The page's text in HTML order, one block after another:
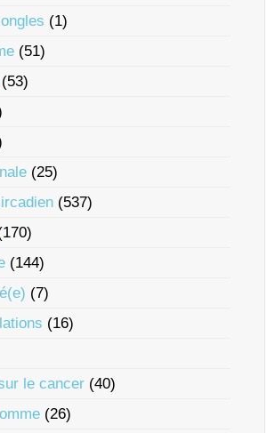
(1)
(51)
(53)
(25)
(537)
(144)
(7)
(16)
le cancer (40)
(26)